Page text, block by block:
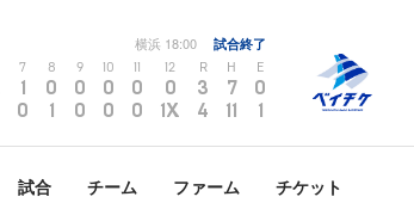
横浜 18:00 試合終了
7 8 9 10 12 R H E
1 0 0 0 0 0 3 7 0
0 1 0 0 0 1X 4 11 1
試合 チーム ファーム チケット